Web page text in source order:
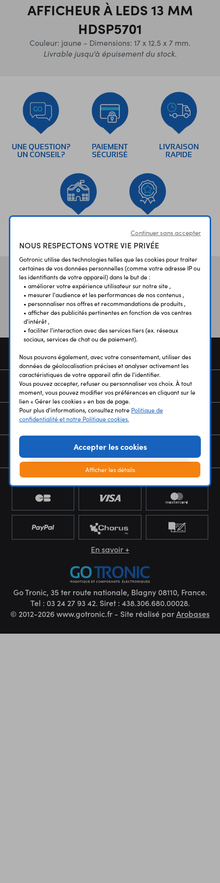
AFFICHEUR À LEDS 13 MM
HDSP5701
Couleur: jaune - Dimensions: 17 x 12.5 x 7 mm.
Livrable jusqu'à épuisement du stock.
UNE QUESTION?
UN CONSEIL?
PAIEMENT
SÉCURISÉ
LIVRAISON
RAPIDE
D’EXPERIENCE
Vos aviset témoignages
COMMANDE
SERVICES
NOUS CONNAÎTRE
NEWSLETTER
En savoir +
Go Tronic, 35 ter route nationale, Blagny 08110, France.
Tel : 03 24 27 93 42. Siret : 438.306.680.00028.
© 2012-2026 www.gotronic.fr - Site réalisé parArobases
Continuer sans accepter
NOUS RESPECTONS VOTRE VIE PRIVÉE
Gotronic utilise des technologies telles que les cookies pour traiter
certaines de vos données personnelles (comme votre adresse IP ou
les identifiants de votre appareil) dans le but de :
• améliorer votre expérience utilisateur sur notre site ,
• mesurer l'audience et les performances de nos contenus ,
• personnaliser nos offres et recommandations de produits ,
• afficher des publicités pertinentes en fonction de vos centres
d'intérêt ,
• faciliter l'interaction avec des services tiers (ex. réseaux
sociaux, services de chat ou de paiement).
Nous pouvons également, avec votre consentement, utiliser des
données de géolocalisation précises et analyser activement les
caractéristiques de votre appareil afin de l'identifier.
Vous pouvez accepter, refuser ou personnaliser vos choix. À tout
moment, vous pouvez modifier vos préférences en cliquant sur le
lien « Gérer les cookies » en bas de page.
Pour plus d'informations, consultez notre Politique de
confidentialité et notre Politique cookies.
Accepter les cookies
Afficher les détails